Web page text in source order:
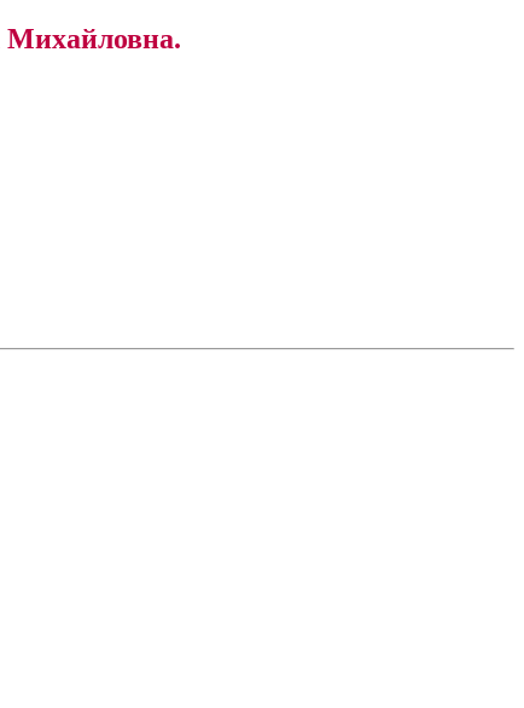
Михайловна.